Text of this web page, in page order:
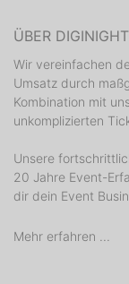
ÜBER
Wir vereinfachen
Umsatz durch
Kombination mit
unkomplizierten
Unsere
20 Jahre Event-
dir dein Event
Mehr erfahren ...